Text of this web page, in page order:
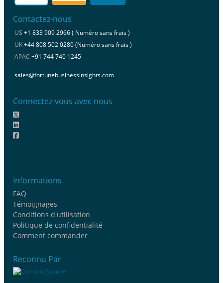
Contactez-nous
US +1 833 909 2966 ( Numéro sans frais )
UK+44 808 502 0280 (Numéro sans frais )
APAC +91 744 740 1245
sales@fortunebusinessinsights.com
Connectez-vous avec nous
Informations
FAQ
Témoignages
Conditions d'utilisation
Politique de confidentialité
Comment commander
Reconnu Par